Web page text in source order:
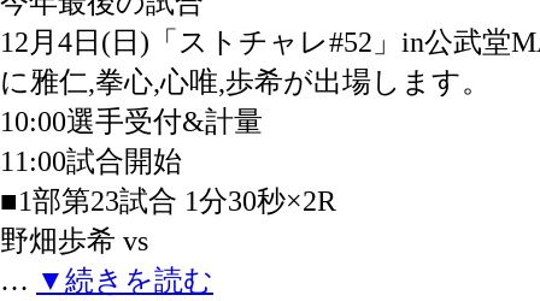
12月4日(日)「ストチャレ#52」in公武堂
に雅仁,拳心,心唯,歩希が出場します。
10:00選手受付&計量
11:00試合開始
■1部第23試合 1分30秒×2R
野畑歩希 vs
… ▼続きを読む